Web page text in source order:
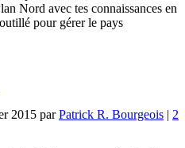
Nord avec tes connaissances en
pour gérer le pays
2015 parPatrick R. Bourgeois | 2